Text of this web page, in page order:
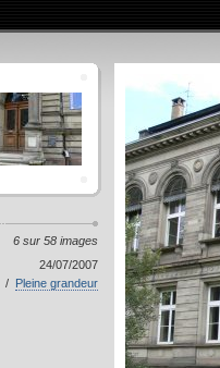
6 sur 58 images
24/07/2007
/ Pleine grandeur